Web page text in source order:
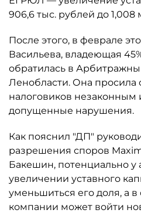
906,6 тыс. рублей до 1,008
После этого, в феврале
Васильева, владеющая
обратилась в
Ленобласти. Она просила
налоговиков незаконным
допущенные нарушения.
Как пояснил "ДП"
разрешения споров
Бакешин, потенциально у
увеличении уставного
уменьшиться его доля, а в
компании может войти